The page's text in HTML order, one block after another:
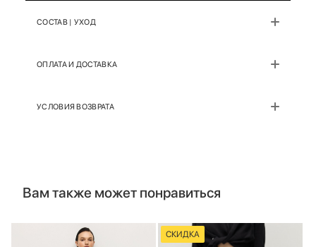
СОСТАВ | УХОД
ОПЛАТА И ДОСТАВКА
УСЛОВИЯ ВОЗВРАТА
Вам также может понравиться
СКИДКА